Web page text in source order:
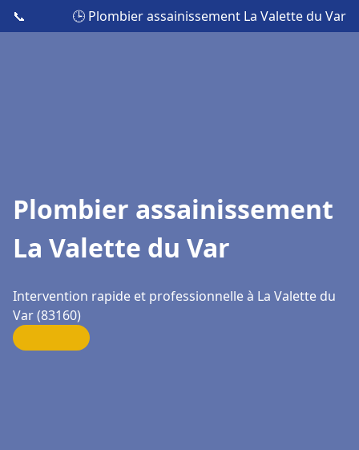
📞 🕒 Plombier assainissement La Valette du Var
Plombier assainissement
La Valette du Var
Intervention rapide et professionnelle à La Valette du
Var (83160)